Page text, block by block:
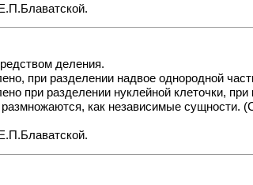
деления.
при разделении надвое однородной
при разделении нуклейной клеточки,
как независимые сущности.